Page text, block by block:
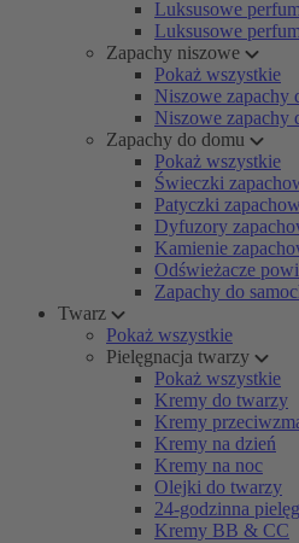
Luksusowe
Luksusowe
Zapachy niszowe
Pokaż wszystkie
Niszowe zapachy
Niszowe zapachy
Zapachy do domu
Pokaż wszystkie
Świeczki
Patyczki
Dyfuzory
Kamienie
Odświeżacze
Zapachy do
Twarz
Pokaż wszystkie
Pielęgnacja twarzy
Pokaż wszystkie
Kremy do twarzy
Kremy
Kremy na dzień
Kremy na noc
Olejki do twarzy
24-godzinna
Kremy BB & CC